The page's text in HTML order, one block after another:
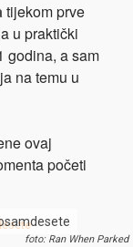
tijekom prve
u praktički
godina, a sam
na temu u
ovaj
početi
foto: Ran When Parked